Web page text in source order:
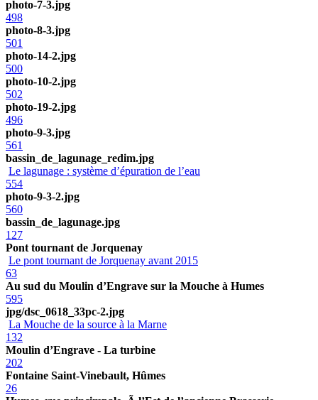
photo-7-3.jpg
498
photo-8-3.jpg
501
photo-14-2.jpg
500
photo-10-2.jpg
502
photo-19-2.jpg
496
photo-9-3.jpg
561
bassin_de_lagunage_redim.jpg
Le lagunage : système d’épuration de l’eau
554
photo-9-3-2.jpg
560
bassin_de_lagunage.jpg
127
Pont tournant de Jorquenay
Le pont tournant de Jorquenay avant 2015
63
Au sud du Moulin d’Engrave sur la Mouche à Humes
595
jpg/dsc_0618_33pc-2.jpg
La Mouche de la source à la Marne
132
Moulin d’Engrave - La turbine
202
Fontaine Saint-Vinebault, Hûmes
26